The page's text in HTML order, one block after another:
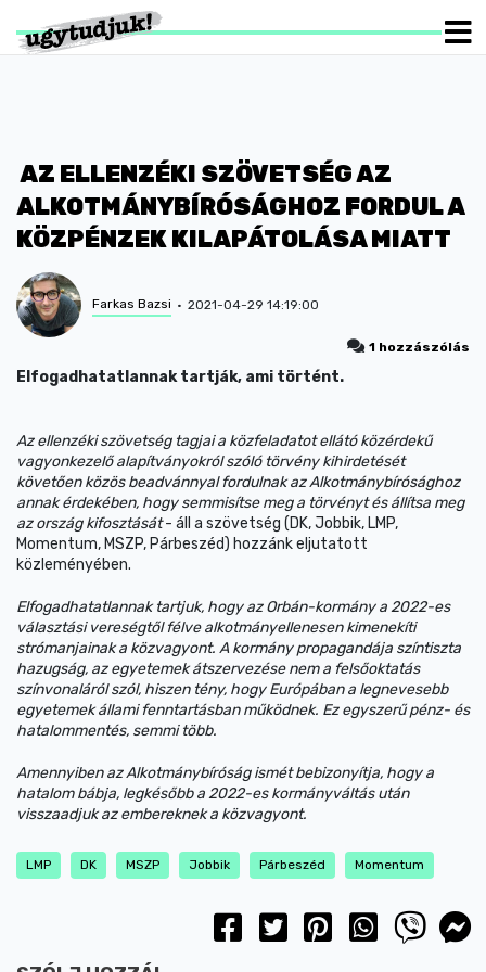
AZ ELLENZÉKI SZÖVETSÉG AZ
ALKOTMÁNYBÍRÓSÁGHOZ FORDUL A
KÖZPÉNZEK KILAPÁTOLÁSA MIATT
Farkas Bazsi 2021-04-29 14:19:00
1 hozzászólás
Elfogadhatatlannak tartják, ami történt.
Az ellenzéki szövetség tagjai a közfeladatot ellátó közérdekű
vagyonkezelő alapítványokról szóló törvény kihirdetését
követően közös beadvánnyal fordulnak az Alkotmánybírósághoz
annak érdekében, hogy semmisítse meg a törvényt és állítsa meg
az ország kifosztását- áll a szövetség (DK, Jobbik, LMP,
Momentum, MSZP, Párbeszéd) hozzánk eljutatott
közleményében.
Elfogadhatatlannak tartjuk, hogy az Orbán-kormány a 2022-es
választási vereségtől félve alkotmányellenesen kimenekíti
strómanjainak a közvagyont. A kormány propagandája színtiszta
hazugság, az egyetemek átszervezése nem a felsőoktatás
színvonaláról szól, hiszen tény, hogy Európában a legnevesebb
egyetemek állami fenntartásban működnek. Ez egyszerű pénz- és
hatalommentés, semmi több.
Amennyiben az Alkotmánybíróság ismét bebizonyítja, hogy a
hatalom bábja, legkésőbb a 2022-es kormányváltás után
visszaadjuk az embereknek a közvagyont.
LMP DK MSZP Jobbik Párbeszéd Momentum